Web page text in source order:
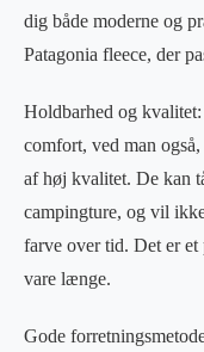
dig både moderne og
Patagonia fleece, der
Holdbarhed og
comfort, ved man
af høj kvalitet. De kan
campingture, og vil
farve over tid. Det er
vare længe.
Gode